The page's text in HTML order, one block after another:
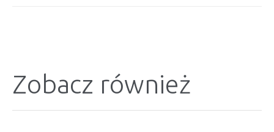
Zobacz również